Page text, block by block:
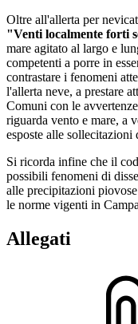
Oltre all'allerta per
"Venti localmente forti
mare agitato al largo e
competenti a porre in
contrastare i fenomeni
l'allerta neve, a prestare
Comuni con le
riguarda vento e mare, a
esposte alle
Si ricorda infine che il
possibili fenomeni di
alle precipitazioni
le norme vigenti in
Allegati